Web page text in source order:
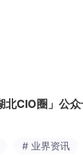
北CIO圈」公
# 业界资讯